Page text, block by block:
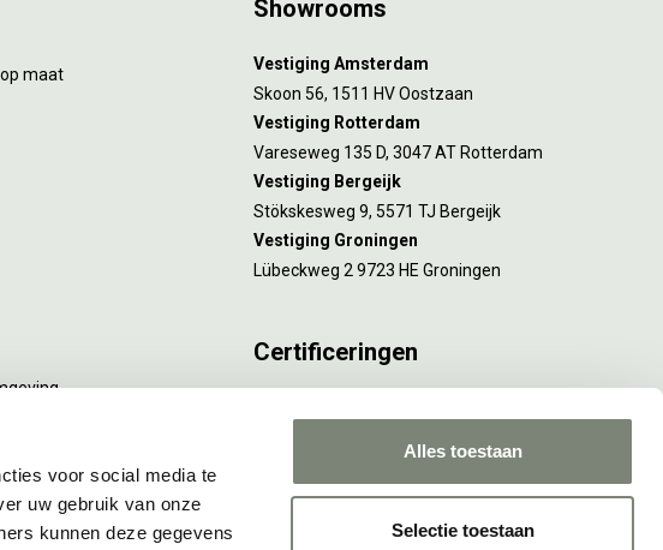
voor social media te
uw gebruik van onze
kunnen deze gegevens
Alles toestaan
Selectie toestaan
maat
Showrooms
Vestiging Amsterdam
Skoon 56, 1511 HV Oostzaan
Vestiging Rotterdam
Vareseweg 135 D, 3047 AT Rotterdam
Vestiging Bergeijk
Stökskesweg 9, 5571 TJ Bergeijk
Vestiging Groningen
Lübeckweg 2 9723 HE Groningen
Certificeringen
Rotterdam en Culemborg.